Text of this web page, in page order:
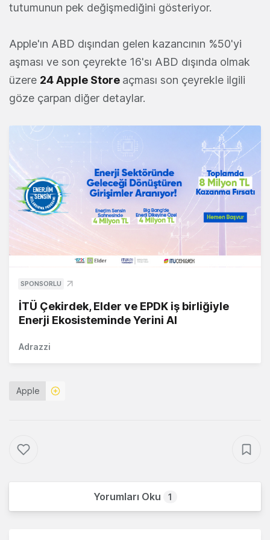
tutumunun pek değişmediğini gösteriyor.
Apple'ın ABD dışından gelen kazancının %50'yi
aşması ve son çeyrekte 16'sı ABD dışında olmak
üzere 24 Apple Store açması son çeyrekle ilgili
göze çarpan diğer detaylar.
SPONSORLU
İTÜ Çekirdek, Elder ve EPDK iş birliğiyle
Enerji Ekosisteminde Yerini Al
Adrazzi
Apple
Yorumları Oku 1